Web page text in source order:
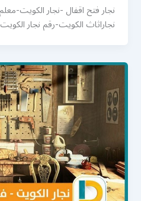
نجار فتح اقفال -نجار الكويت-
نجاراثاث الكويت-رقم نجار